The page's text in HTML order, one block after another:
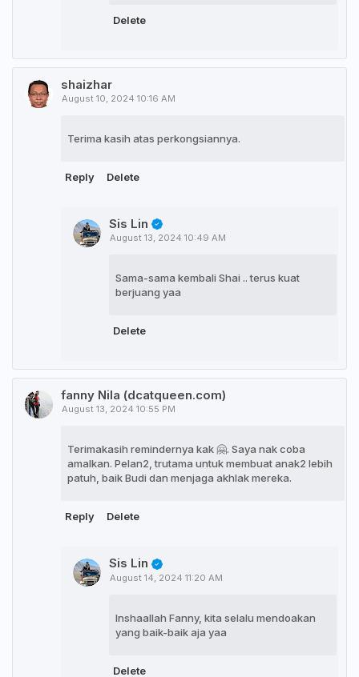
Delete
shaizhar
August 10, 2024 10:16 AM
Terima kasih atas perkongsiannya.
Reply Delete
Sis Lin
August 13, 2024 10:49 AM
Sama-sama kembali Shai .. terus kuat
berjuang yaa
Delete
fanny Nila (dcatqueen.com)
August 13, 2024 10:55 PM
Terimakasih remindernya kak 🤗. Saya nak coba
amalkan. Pelan2, trutama untuk membuat anak2 lebih
patuh, baik Budi dan menjaga akhlak mereka.
Reply Delete
Sis Lin
August 14, 2024 11:20 AM
Inshaallah Fanny, kita selalu mendoakan
yang baik-baik aja yaa
Delete